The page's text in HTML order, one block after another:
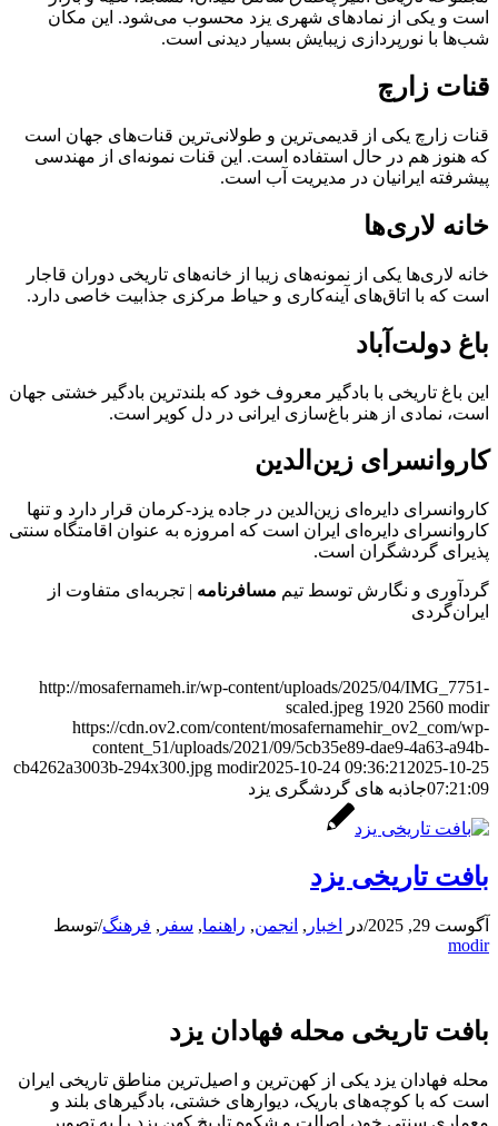
است و یکی از نمادهای شهری یزد محسوب می‌شود. این مکان
شب‌ها با نورپردازی زیبایش بسیار دیدنی است.
قنات زارچ
قنات زارچ یکی از قدیمی‌ترین و طولانی‌ترین قنات‌های جهان است
که هنوز هم در حال استفاده است. این قنات نمونه‌ای از مهندسی
پیشرفته ایرانیان در مدیریت آب است.
خانه لاری‌ها
خانه لاری‌ها یکی از نمونه‌های زیبا از خانه‌های تاریخی دوران قاجار
است که با اتاق‌های آینه‌کاری و حیاط مرکزی جذابیت خاصی دارد.
باغ دولت‌آباد
این باغ تاریخی با بادگیر معروف خود که بلندترین بادگیر خشتی جهان
است، نمادی از هنر باغ‌سازی ایرانی در دل کویر است.
کاروانسرای زین‌الدین
کاروانسرای دایره‌ای زین‌الدین در جاده یزد-کرمان قرار دارد و تنها
کاروانسرای دایره‌ای ایران است که امروزه به عنوان اقامتگاه سنتی
پذیرای گردشگران است.
گردآوری و نگارش توسط تیم مسافرنامه | تجربه‌ای متفاوت از
ایران‌گردی
http://mosafernameh.ir/wp-content/uploads/2025/04/IMG_7751-
scaled.jpeg 1920 2560 modir
https://cdn.ov2.com/content/mosafernamehir_ov2_com/wp-
content_51/uploads/2021/09/5cb35e89-dae9-4a63-a94b-
cb4262a3003b-294x300.jpg modir2025-10-24 09:36:21 2025-10-25
07:21:09جاذبه های گردشگری یزد
بافت تاریخی یزد
آگوست 29, 2025 /در اخبار , انجمن, راهنما, سفر , فرهنگ/توسط
modir
بافت تاریخی محله فهادان یزد
محله فهادان یزد یکی از کهن‌ترین و اصیل‌ترین مناطق تاریخی ایران
است که با کوچه‌های باریک، دیوارهای خشتی، بادگیرهای بلند و
معماری سنتی خود، اصالت و شکوه تاریخ کهن یزد را به تصویر